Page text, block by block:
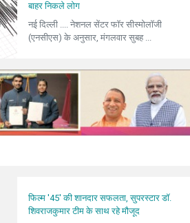
बाहर निकले लोग
नई दिल्ली .... नेशनल सेंटर फॉर सीस्मोलॉजी
(एनसीएस) के अनुसार, मंगलवार सुबह ...
फिल्म '45' की शानदार सफलता, सुपरस्टार डॉ.
शिवराजकुमार टीम के साथ रहे मौजूद